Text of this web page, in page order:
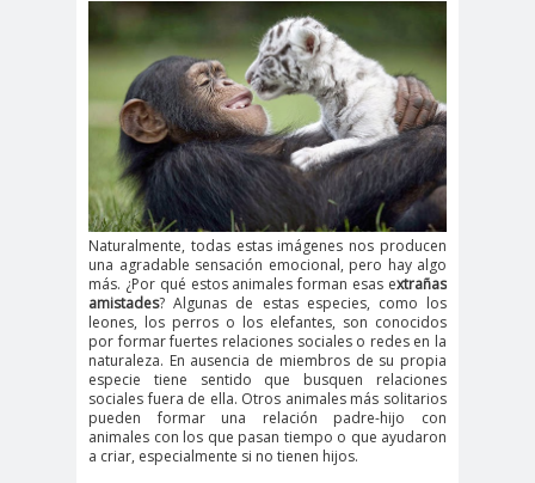
Naturalmente, todas estas imágenes nos producen
una agradable sensación emocional, pero hay algo
más. ¿Por qué estos animales forman esas extrañas
amistades? Algunas de estas especies, como los
leones, los perros o los elefantes, son conocidos
por formar fuertes relaciones sociales o redes en la
naturaleza. En ausencia de miembros de su propia
especie tiene sentido que busquen relaciones
sociales fuera de ella. Otros animales más solitarios
pueden formar una relación padre-hijo con
animales con los que pasan tiempo o que ayudaron
a criar, especialmente si no tienen hijos.